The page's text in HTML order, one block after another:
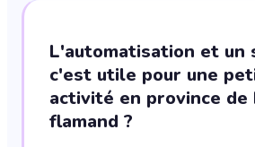
L'automatisation et un
c'est utile pour une
activité en province de
flamand ?